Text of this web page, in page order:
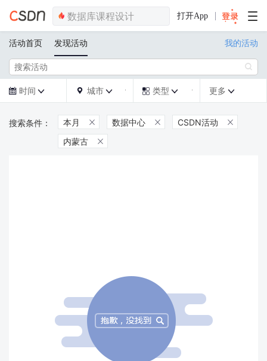
打开App
活动首页 发现活动 我的活动

 时间   城市   类型  更多 
本月  数据中心  CSDN活动 
内蒙古 